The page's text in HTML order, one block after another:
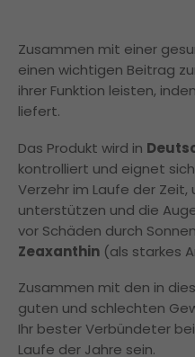
Zusammen mit einer
einen wichtigen Beitrag
ihrer Funktion leisten,
liefert.
Das Produkt wird in
kontrolliert und eignet
Verzehr im Laufe der
unterstützen und die
vor Schäden durch
Zeaxanthin (als starkes
Zusammen mit den in
guten und schlechten
Ihr bester Verbündeter
Laufe der Jahre sein.